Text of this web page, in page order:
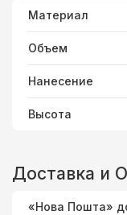
Материал
Объем
Нанесение
Высота
Доставка и
«Нова Пошта»